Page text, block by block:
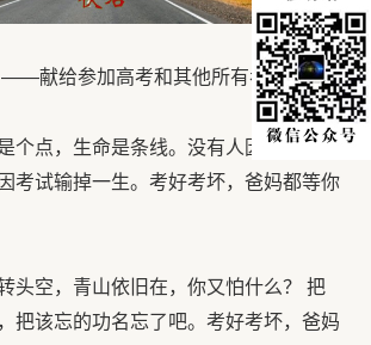
——献给参加高考和其他所有考试的人们
个点，生命是条线。没有人因考试赢得
考试输掉一生。考好考坏，爸妈都等你
头空，青山依旧在，你又怕什么？ 把
把该忘的功名忘了吧。考好考坏，爸妈